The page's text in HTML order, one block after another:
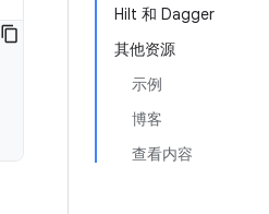
Hilt 和 Dagger
其他资源
示例
博客
查看内容